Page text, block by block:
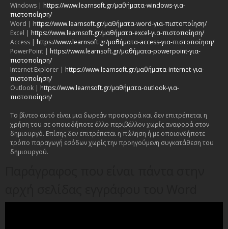
Windows | https://www.learnsoft.gr/μαθήματα-windows-για-
πιστοποίηση/
Word | https://www.learnsoft.gr/μαθήματα-word-για-πιστοποίηση/
Excel | https://www.learnsoft.gr/μαθήματα-excel-για-πιστοποίηση/
Access | https://www.learnsoft.gr/μαθήματα-access-για-πιστοποίηση/
PowerPoint | https://www.learnsoft.gr/μαθήματα-powerpoint-για-
πιστοποίηση/
Internet Explorer | https://www.learnsoft.gr/μαθήματα-internet-για-
πιστοποίηση/
Outlook | https://www.learnsoft.gr/μαθήματα-outlook-για-
πιστοποίηση/
Το βίντεο αυτό είναι μια δωρεάν προσφορά και δεν επιτρέπεται η
χρήση του σε οποιοδήποτε άλλο περιβάλλον χωρίς αναφορά στον
δημιουργό. Επίσης δεν επιτρέπεται η πώληση ή με οποιονδήποτε
τρόπο παραγωγή εσόδων χωρίς την προηγούμενη συγκατάθεση του
δημιουργού.